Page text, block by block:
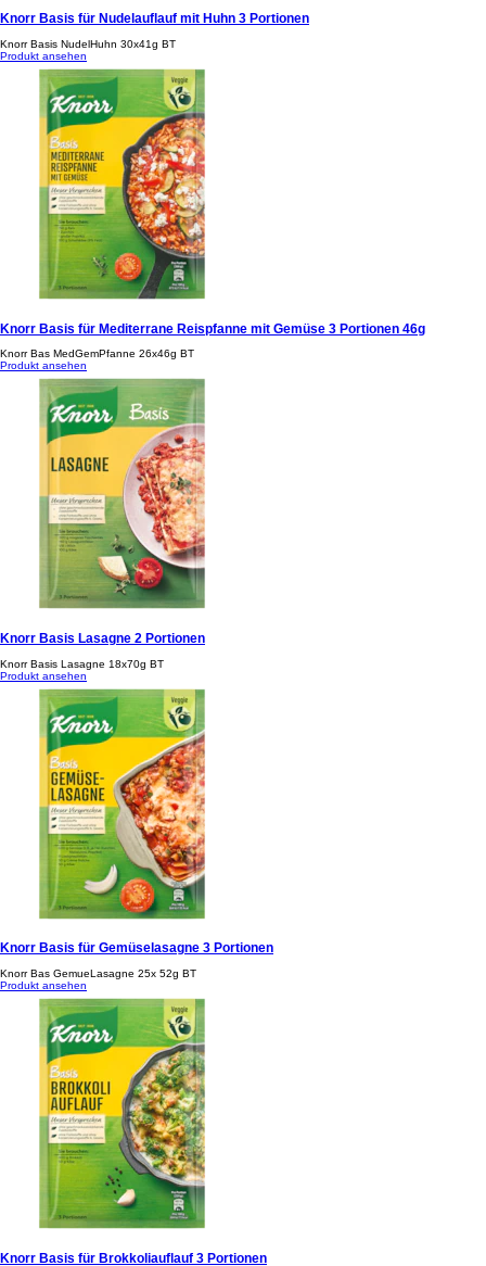
Knorr Basis für Nudelauflauf mit Huhn 3 Portionen
Knorr Basis NudelHuhn 30x41g BT
Produkt ansehen
Knorr Basis für Mediterrane Reispfanne mit Gemüse 3 Portionen 46g
Knorr Bas MedGemPfanne 26x46g BT
Produkt ansehen
Knorr Basis Lasagne 2 Portionen
Knorr Basis Lasagne 18x70g BT
Produkt ansehen
Knorr Basis für Gemüselasagne 3 Portionen
Knorr Bas GemueLasagne 25x 52g BT
Produkt ansehen
Knorr Basis für Brokkoliauflauf 3 Portionen